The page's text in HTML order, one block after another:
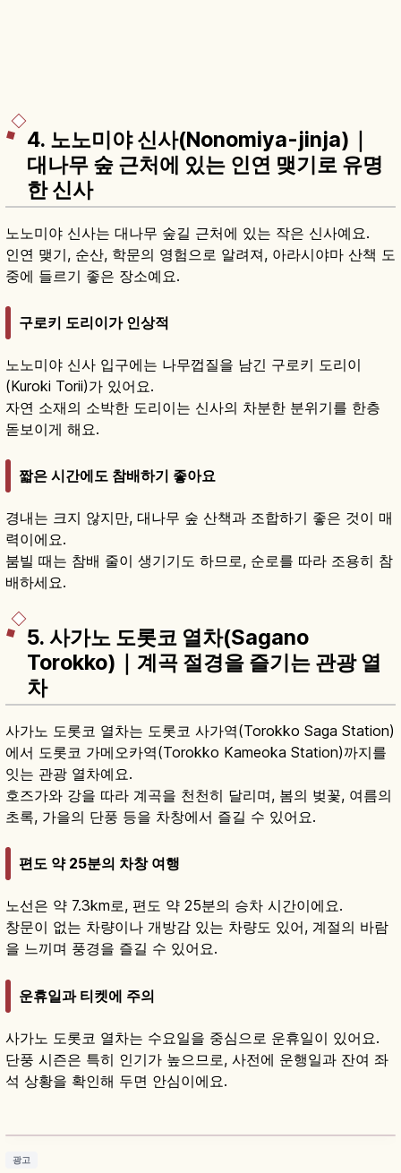
4. 노노미야 신사(Nonomiya-jinja)｜
대나무 숲 근처에 있는 인연 맺기로 유명
한 신사
노노미야 신사는 대나무 숲길 근처에 있는 작은 신사예요.
인연 맺기, 순산, 학문의 영험으로 알려져, 아라시야마 산책 도
중에 들르기 좋은 장소예요.
구로키 도리이가 인상적
노노미야 신사 입구에는 나무껍질을 남긴 구로키 도리이
(Kuroki Torii)가 있어요.
자연 소재의 소박한 도리이는 신사의 차분한 분위기를 한층
돋보이게 해요.
짧은 시간에도 참배하기 좋아요
경내는 크지 않지만, 대나무 숲 산책과 조합하기 좋은 것이 매
력이에요.
붐빌 때는 참배 줄이 생기기도 하므로, 순로를 따라 조용히 참
배하세요.
5. 사가노 도롯코 열차(Sagano
Torokko)｜계곡 절경을 즐기는 관광 열
차
사가노 도롯코 열차는 도롯코 사가역(Torokko Saga Station)
에서 도롯코 가메오카역(Torokko Kameoka Station)까지를
잇는 관광 열차예요.
호즈가와 강을 따라 계곡을 천천히 달리며, 봄의 벚꽃, 여름의
초록, 가을의 단풍 등을 차창에서 즐길 수 있어요.
편도 약 25분의 차창 여행
노선은 약 7.3km로, 편도 약 25분의 승차 시간이에요.
창문이 없는 차량이나 개방감 있는 차량도 있어, 계절의 바람
을 느끼며 풍경을 즐길 수 있어요.
운휴일과 티켓에 주의
사가노 도롯코 열차는 수요일을 중심으로 운휴일이 있어요.
단풍 시즌은 특히 인기가 높으므로, 사전에 운행일과 잔여 좌
석 상황을 확인해 두면 안심이에요.
사가노 토롯코 열차란?｜교토 아라시야마 호즈
광고